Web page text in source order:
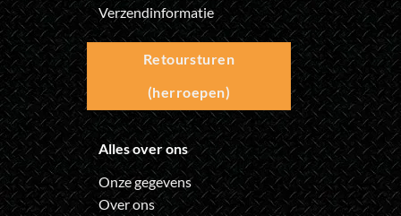
Verzendinformatie
Retoursturen
(herroepen)
Alles over ons
Onze gegevens
Over ons